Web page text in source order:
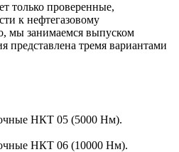
только проверенные,
к нефтегазовому
мы занимаемся выпуском
представлена тремя вариантами
НКТ 05 (5000 Нм).
НКТ 06 (10000 Нм).